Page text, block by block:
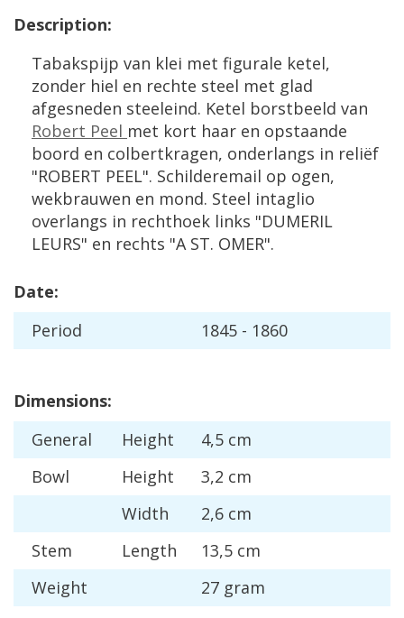
Description:
Tabakspijp van klei met figurale ketel,
zonder hiel en rechte steel met glad
afgesneden steeleind. Ketel borstbeeld van
Robert Peel met kort haar en opstaande
boord en colbertkragen, onderlangs in reliëf
"ROBERT PEEL". Schilderemail op ogen,
wekbrauwen en mond. Steel intaglio
overlangs in rechthoek links "DUMERIL
LEURS" en rechts "A ST. OMER".
Date:
Period
1845 - 1860
Dimensions:
General
Height 4,5 cm
Bowl
Height 3,2 cm
Width
2,6 cm
Stem
Length 13,5 cm
Weight
27 gram